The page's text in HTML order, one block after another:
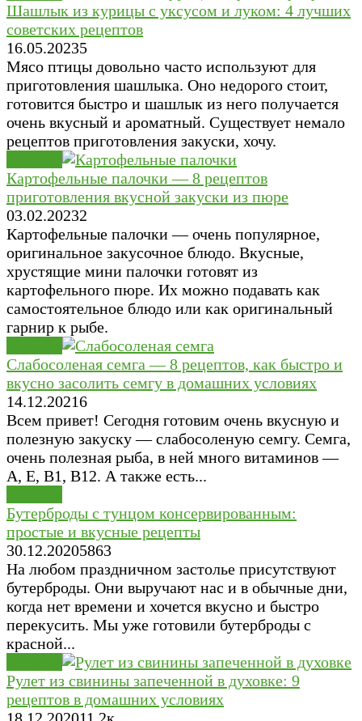
Шашлык из курицы с уксусом и луком: 4 лучших
советских рецептов
16.05.20235
Мясо птицы довольно часто используют для
приготовления шашлыка. Оно недорого стоит,
готовится быстро и шашлык из него получается
очень вкусный и ароматный. Существует немало
рецептов приготовления закуски, хочу.
Картофельные палочки — 8 рецептов
приготовления вкусной закуски из пюре
03.02.20232
Картофельные палочки — очень популярное,
оригинальное закусочное блюдо. Вкусные,
хрустящие мини палочки готовят из
картофельного пюре. Их можно подавать как
самостоятельное блюдо или как оригинальный
гарнир к рыбе.
Слабосоленая семга — 8 рецептов, как быстро и
вкусно засолить семгу в домашних условиях
14.12.20216
Всем привет! Сегодня готовим очень вкусную и
полезную закуску — слабосоленую семгу. Семга,
очень полезная рыба, в ней много витаминов —
А, Е, В1, В12. А также есть...
Бутерброды с тунцом консервированным:
простые и вкусные рецепты
30.12.20205863
На любом праздничном застолье присутствуют
бутерброды. Они выручают нас и в обычные дни,
когда нет времени и хочется вкусно и быстро
перекусить. Мы уже готовили бутерброды с
красной...
Рулет из свинины запеченной в духовке: 9
рецептов в домашних условиях
18.12.202011.2к.